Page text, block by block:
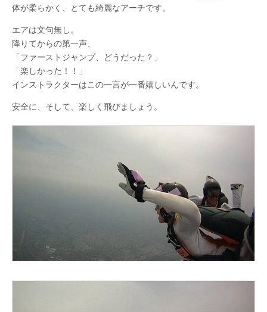
体が柔らかく、とても綺麗なアーチです。
エアは文句無し。
降りてからの第一声、
「ファーストジャンプ、どうだった？」
「楽しかった！！」
インストラクターはこの一言が一番嬉しいんです。
安全に、そして、楽しく飛びましょう。